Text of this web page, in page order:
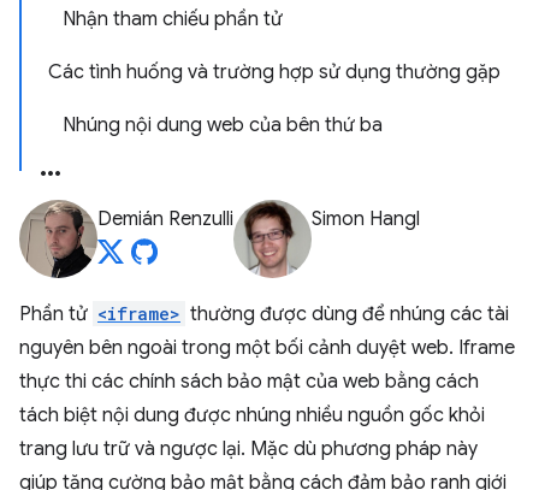
Nhận tham chiếu phần tử
Các tình huống và trường hợp sử dụng thường gặp
Nhúng nội dung web của bên thứ ba
Demián Renzulli Simon Hangl
Phần tử <iframe> thường được dùng để nhúng các tài
nguyên bên ngoài trong một bối cảnh duyệt web. Iframe
thực thi các chính sách bảo mật của web bằng cách
tách biệt nội dung được nhúng nhiều nguồn gốc khỏi
trang lưu trữ và ngược lại. Mặc dù phương pháp này
giúp tăng cường bảo mật bằng cách đảm bảo ranh giới